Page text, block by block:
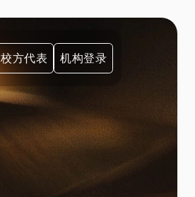
校方代表 机构登录